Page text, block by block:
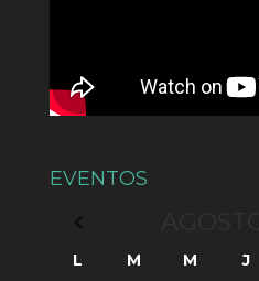
EVENTOS
L M M J